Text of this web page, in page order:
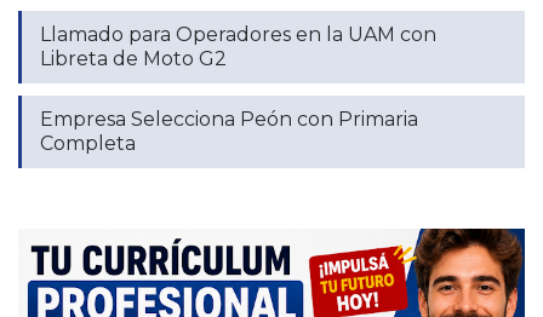
Llamado para Operadores en la UAM con
Libreta de Moto G2
Empresa Selecciona Peón con Primaria
Completa